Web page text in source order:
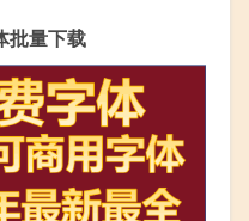
批量下载